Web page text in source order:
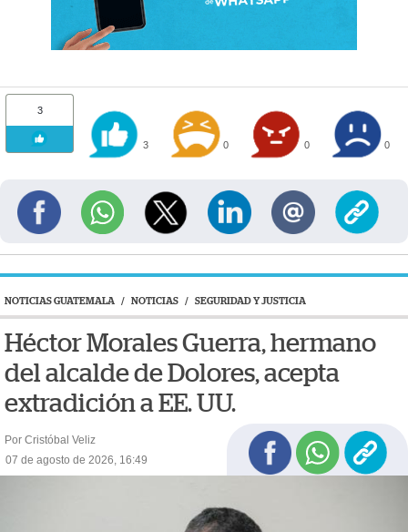
3
3 0 0 0
NOTICIAS GUATEMALA / NOTICIAS / SEGURIDAD Y JUSTICIA
Héctor Morales Guerra, hermano
del alcalde de Dolores, acepta
extradición a EE. UU.
Por Cristóbal Veliz
07 de agosto de 2026, 16:49